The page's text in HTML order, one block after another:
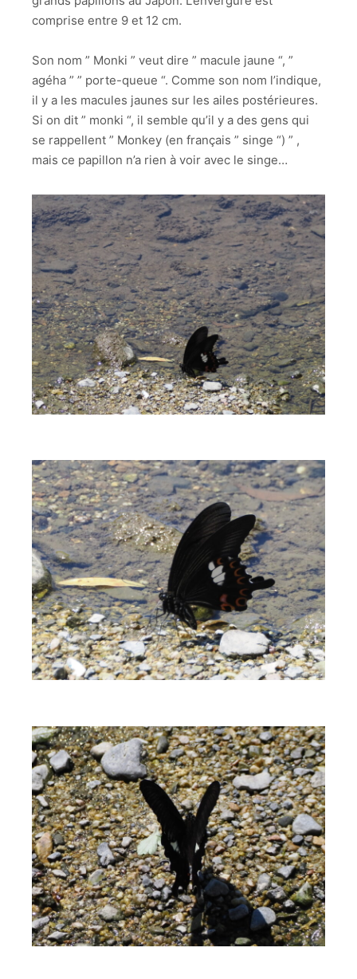
comprise entre 9 et 12 cm.
Son nom ” Monki ” veut dire ” macule jaune “, ”
agéha ” ” porte-queue “. Comme son nom l’indique,
il y a les macules jaunes sur les ailes postérieures.
Si on dit ” monki “, il semble qu’il y a des gens qui
se rappellent ” Monkey (en français ” singe “) ” ,
mais ce papillon n’a rien à voir avec le singe…